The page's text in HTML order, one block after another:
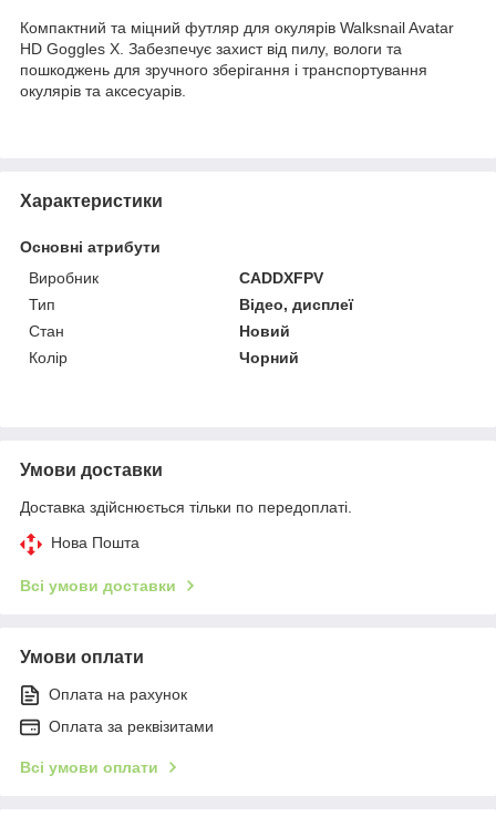
Компактний та міцний футляр для окулярів Walksnail Avatar
HD Goggles X. Забезпечує захист від пилу, вологи та
пошкоджень для зручного зберігання і транспортування
окулярів та аксесуарів.
Характеристики
Основні атрибути
Виробник
CADDXFPV
Тип
Відео, дисплеї
Стан
Новий
Колір
Чорний
Умови доставки
Доставка здійснюється тільки по передоплаті.
Нова Пошта
Всі умови доставки
Умови оплати
Оплата на рахунок
Оплата за реквізитами
Всі умови оплати